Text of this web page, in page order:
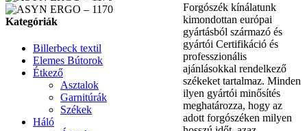
Forgószék kínálatunk
kimondottan európai
gyártásból származó és
gyártói Certifikáció és
professzionális
ajánlásokkal rendelkező
székeket tartalmaz. Minden
ilyen gyártói minősítés
meghatározza, hogy az
adott forgószéken milyen
Kategóriák
Billerbeck textil
Elemes Bútorok
Étkező
Asztalok
Garnitúrák
Székek
Háló